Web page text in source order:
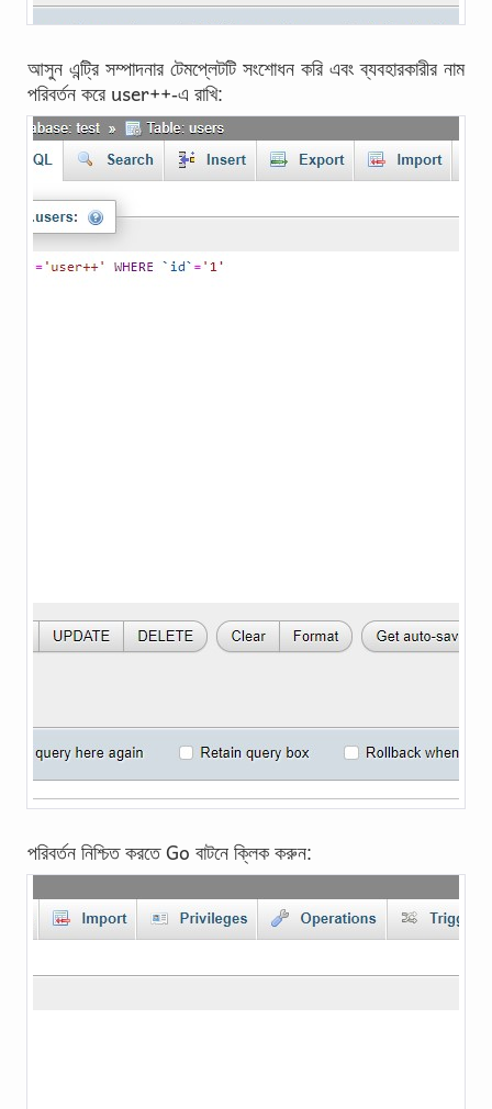
আসুন এন্ট্রি সম্পাদনার টেমপ্লেটটি সংশোধন করি এবং ব্যবহারকারীর নাম
পরিবর্তন করে user++-এ রাখি:
পরিবর্তন নিশ্চিত করতে Go বাটনে ক্লিক করুন: